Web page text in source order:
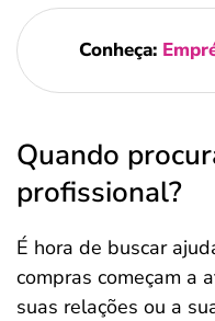
Conheça:
Quando
profissional?
É hora de buscar
compras começam a
suas relações ou a